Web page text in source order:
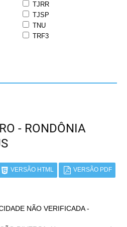
TJRR
TJSP
TNU
TRF3
- RONDÔNIA
VERSÃO HTML VERSÃO PDF
NÃO VERIFICADA -